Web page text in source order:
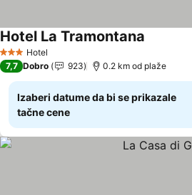
3 Zvezdice
Hotel
Hotel La Tramontana
7,7 Dobro 923 0.2 km od plaže
Izaberi datume da bi se prikazale
tačne cene